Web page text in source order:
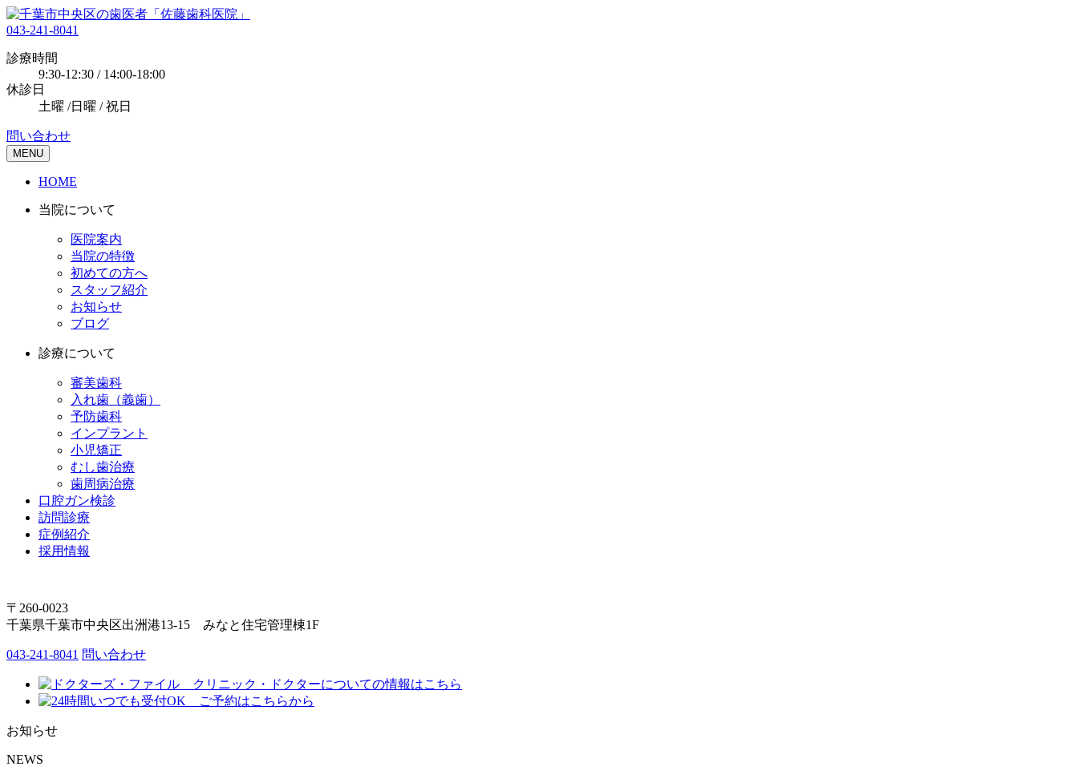
043-241-8041
診療時間
9:30-12:30 / 14:00-18:00
休診日
土曜 /日曜 / 祝日
問い合わせ
MENU
HOME
当院について
医院案内
当院の特徴
初めての方へ
スタッフ紹介
お知らせ
ブログ
診療について
審美歯科
入れ歯（義歯）
予防歯科
インプラント
小児矯正
むし歯治療
歯周病治療
口腔ガン検診
訪問診療
症例紹介
採用情報
〒260-0023
千葉県千葉市中央区出洲港13-15 みなと住宅管理棟1F
043-241-8041 問い合わせ
お知らせ
NEWS